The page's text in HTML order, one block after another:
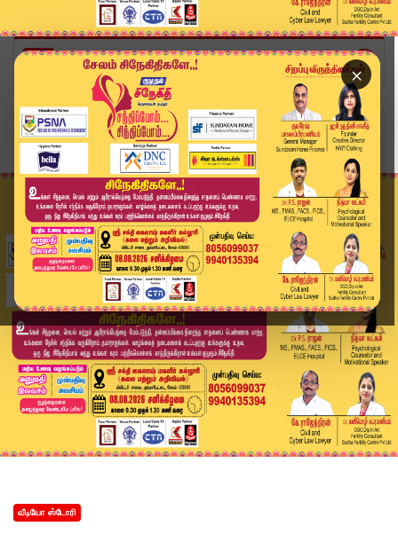
×
Home
வீடியோ ஸ்டோரி
CON CITY பட புரொமோஷன் வந்த Arujundass பாக்யராஜ்...
வீடியோ ஸ்டோரி